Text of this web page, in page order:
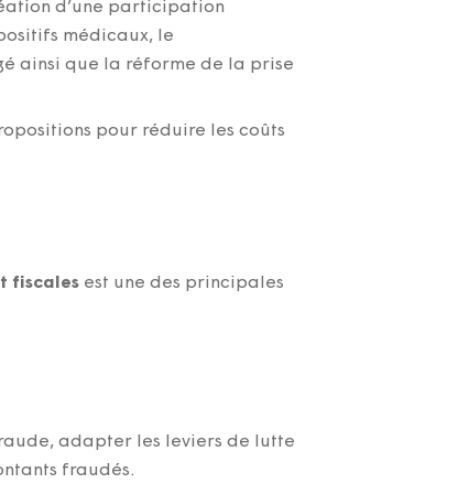
d’une participation
médicaux, le
ainsi que la réforme de la prise
pour réduire les coûts
fiscales est une des principales
adapter les leviers de lutte
fraudés.